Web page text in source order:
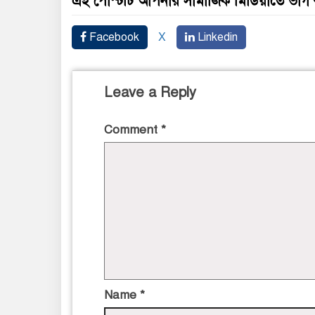
Facebook X Linkedin
Leave a Reply
Comment *
Name *